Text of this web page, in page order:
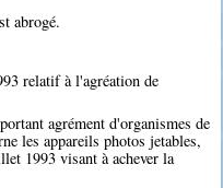
abrogé.
relatif à l'agréation de
agrément d'organismes de
les appareils photos jetables,
1993 visant à achever la